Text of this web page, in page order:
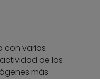
con varias
de los
más